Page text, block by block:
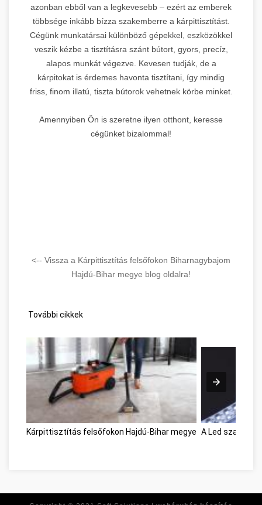
azonban ebből van a legkevesebb – ezért az emberek
többsége inkább bízza szakemberre a kárpittisztítást.
Cégünk munkatársai különböző gépekkel, eszközökkel
veszik kézbe a tisztításra szánt bútort, gyors, precíz,
alapos munkát végezve. Kevesen tudják, de a
kárpitokat is érdemes havonta tisztítani, így mindig
friss, finom illatú, tiszta bútorok vehetnek körbe minket.
Amennyiben Ön is szeretne ilyen otthont, keresse
cégünket bizalommal!
<-- Vissza a Kárpittisztítás felsőfokon Biharnagybajom
Hajdú-Bihar megye blog oldalra!
További cikkek
Kárpittisztítás felsőfokon Hajdú-Bihar megye A Led szalag